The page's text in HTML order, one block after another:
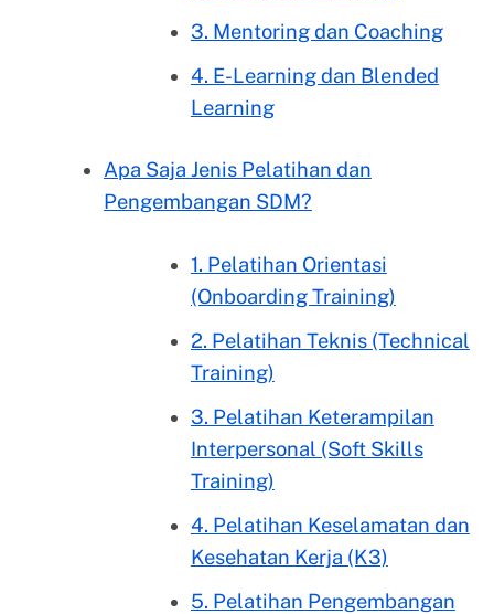
3. Mentoring dan Coaching
4. E-Learning dan Blended
Learning
Apa Saja Jenis Pelatihan dan
Pengembangan SDM?
1. Pelatihan Orientasi
(Onboarding Training)
2. Pelatihan Teknis (Technical
Training)
3. Pelatihan Keterampilan
Interpersonal (Soft Skills
Training)
4. Pelatihan Keselamatan dan
Kesehatan Kerja (K3)
5. Pelatihan Pengembangan